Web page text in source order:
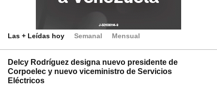
Las + Leídas hoy Semanal Mensual
Delcy Rodríguez designa nuevo presidente de
Corpoelec y nuevo viceministro de Servicios
Eléctricos